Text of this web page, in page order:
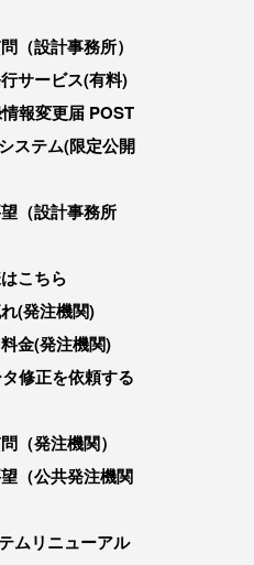
（設計事務所）
サービス(有料)
報変更届 POST
ステム(限定公開
（設計事務所
こちら
(発注機関)
金(発注機関)
修正を依頼する
（発注機関）
（公共発注機関
ムリニューアル